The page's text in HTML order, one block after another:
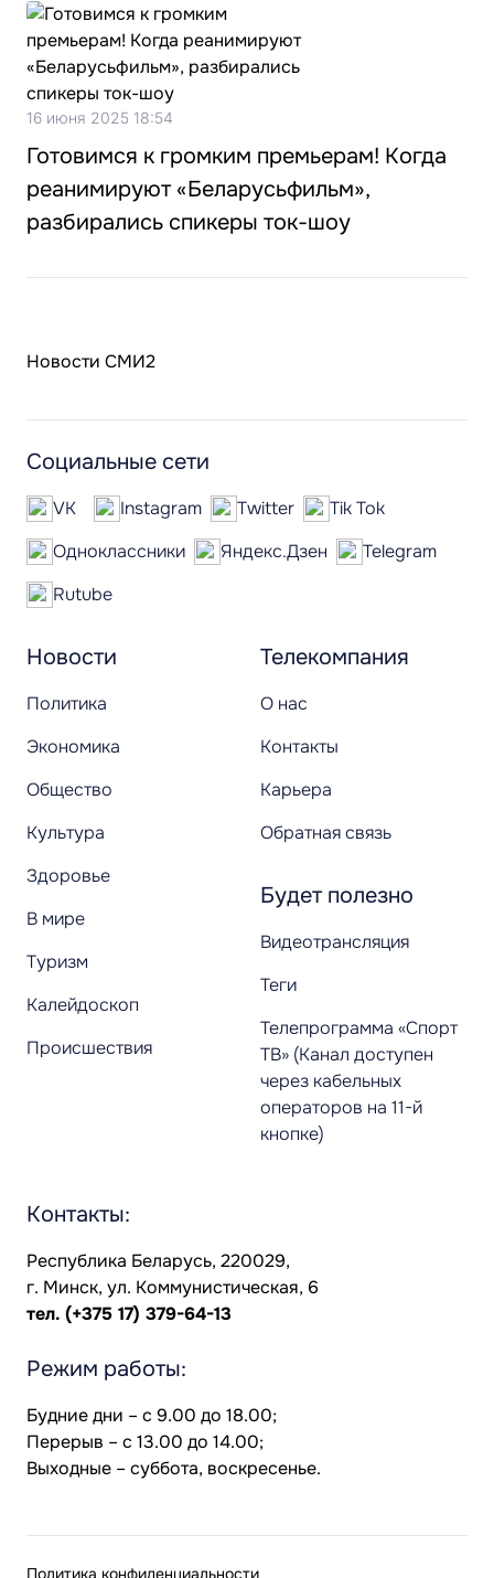
16 июня 2025 18:54
Готовимся к громким премьерам! Когда
реанимируют «Беларусьфильм»,
разбирались спикеры ток-шоу
Новости СМИ2
Новости
Политика
Экономика
Общество
Культура
Здоровье
В мире
Туризм
Калейдоскоп
Происшествия
Телекомпания
О нас
Контакты
Карьера
Обратная связь
Будет полезно
Видеотрансляция
Теги
Телепрограмма «Спорт
ТВ» (Канал доступен
через кабельных
операторов на 11-й
кнопке)
Социальные сети
VK Instagram Twitter
Tik Tok
Одноклассники
Яндекс.Дзен
Telegram
Rutube
Контакты:
Республика Беларусь, 220029,
г. Минск, ул. Коммунистическая, 6
тел. (+375 17) 379-64-13
Режим работы:
Будние дни – с 9.00 до 18.00;
Перерыв – с 13.00 до 14.00;
Выходные – суббота, воскресенье.
Политика конфиденциальности